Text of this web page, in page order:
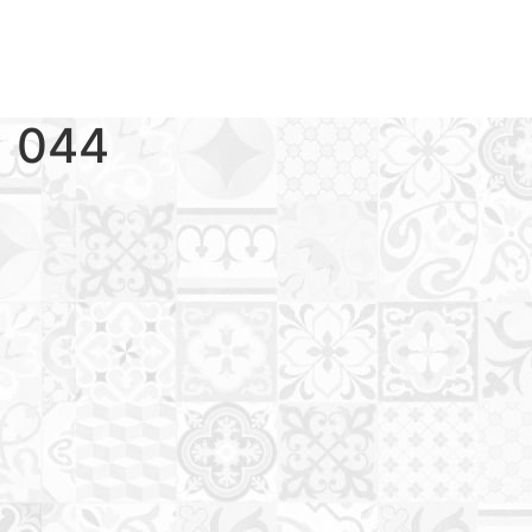
044